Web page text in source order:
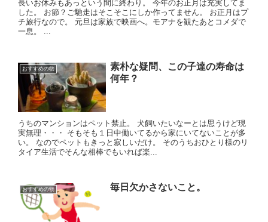
長いお休みもあっという間に終わり。 今年のお正月は充実してま
した。 お節？ご馳走はそこそこにしか作ってません。 お正月はプ
チ旅行なので。 元旦は家族で映画へ。モアナを観たあとコメダで
一息。 ...
おすすめの物
素朴な疑問、この子達の寿命は
何年？
うちのマンションはペット禁止。 犬飼いたいなーとは思うけど現
実無理・・・ そもそも１日中働いてるから家にいてないことが多
い。 なのでペットもきっと寂しいだけ。 そのうちおひとり様のリ
タイア生活でそんな相棒でもいれば楽...
おすすめの物 毎日欠かさないこと。